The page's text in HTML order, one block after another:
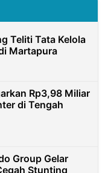
Teliti Tata Kelola
Martapura
Rp3,98 Miliar
di Tengah
Group Gelar
Stunting